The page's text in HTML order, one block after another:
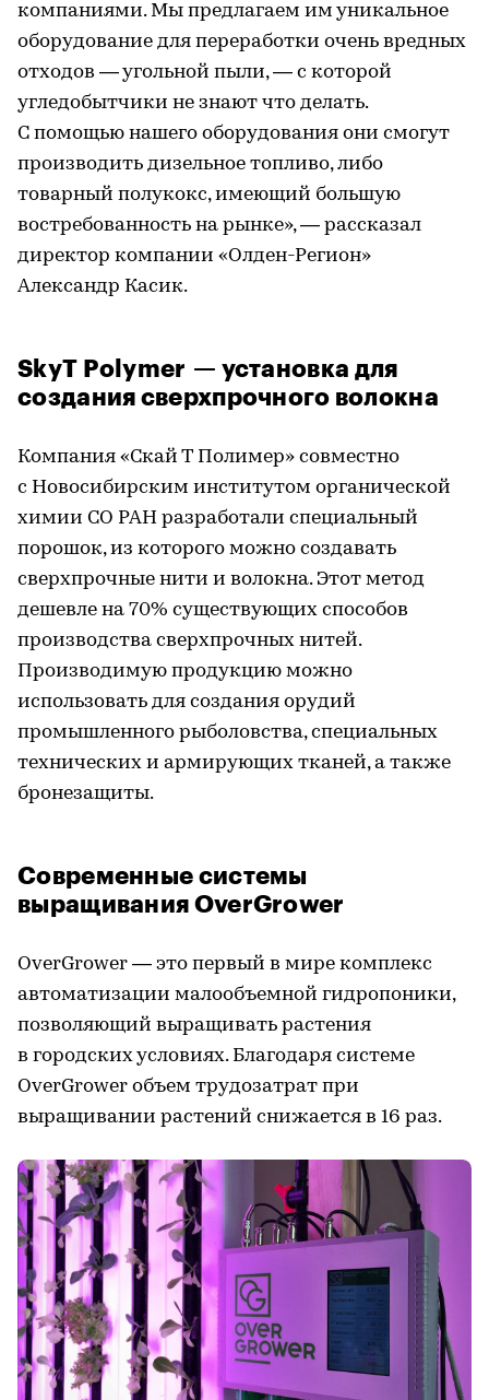
компаниями. Мы предлагаем им уникальное
оборудование для переработки очень вредных
отходов — угольной пыли, — с которой
угледобытчики не знают что делать.
С помощью нашего оборудования они смогут
производить дизельное топливо, либо
товарный полукокс, имеющий большую
востребованность на рынке», — рассказал
директор компании «Олден-Регион»
Александр Касик.
SkyT Polymer — установка для
создания сверхпрочного волокна
Компания «Скай Т Полимер» совместно
с Новосибирским институтом органической
химии СО РАН разработали специальный
порошок, из которого можно создавать
сверхпрочные нити и волокна. Этот метод
дешевле на 70% существующих способов
производства сверхпрочных нитей.
Производимую продукцию можно
использовать для создания орудий
промышленного рыболовства, специальных
технических и армирующих тканей, а также
бронезащиты.
Современные системы
выращивания OverGrower
OverGrower — это первый в мире комплекс
автоматизации малообъемной гидропоники,
позволяющий выращивать растения
в городских условиях. Благодаря системе
OverGrower объем трудозатрат при
выращивании растений снижается в 16 раз.